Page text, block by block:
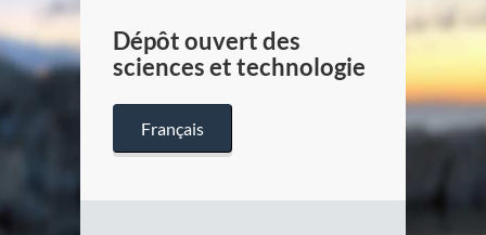
Dépôt ouvert des
sciences et technologie
Français